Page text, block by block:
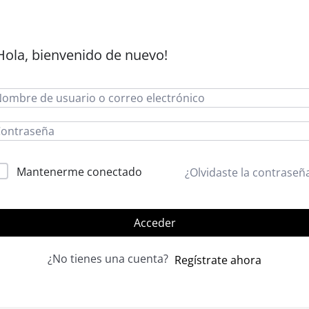
bienvenido de nuevo!
Mantenerme conectado ¿Olvidaste la
Acceder
¿No tienes una cuenta? Regístrate ahora